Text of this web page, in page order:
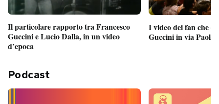
Il particolare rapporto tra Francesco
Guccini e Lucio Dalla, in un video
d’epoca
I video dei fan che
Guccini in via Paolo
Podcast